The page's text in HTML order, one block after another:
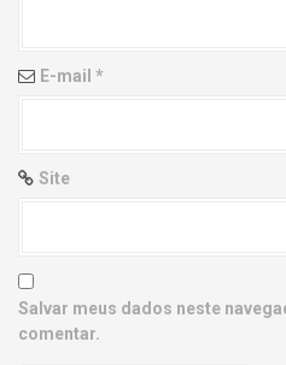
n E-mail *
Site
Salvar meus dados neste
comentar.